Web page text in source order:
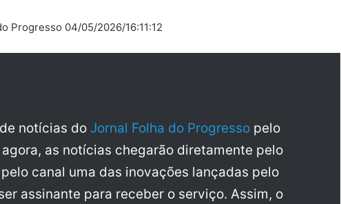
Progresso 04/05/2026/16:11:12
notícias do Jornal Folha do Progresso pelo
as notícias chegarão diretamente pelo
canal uma das inovações lançadas pelo
assinante para receber o serviço. Assim, o